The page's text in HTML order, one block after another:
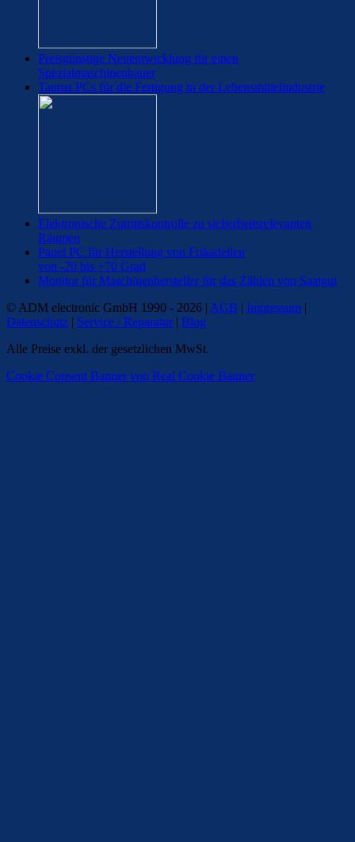
Preisgünstige Neuentwicklung für einen
Spezialmaschinenbauer
Taurus PCs für die Fertigung in der Lebensmittelindustrie
Elektronische Zutrittskontrolle zu sicherheitsrelevanten
Räumen
Panel PC für Herstellung von Frikadellen
von -20 bis +70 Grad
Monitor für Maschinenhersteller für das Zählen von Saatgut
© ADM electronic GmbH 1990 - 2026 | AGB | Impressum |
Datenschutz | Service / Reparatur| Blog
Alle Preise exkl. der gesetzlichen MwSt.
Cookie Consent Banner von Real Cookie Banner